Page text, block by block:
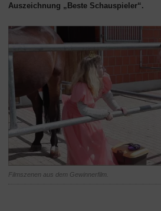
-
Übersicht
Unternehmen
-
Übersicht
Auszeichnung „Beste Schauspieler“.
Filmszenen aus dem Gewinnerfilm.